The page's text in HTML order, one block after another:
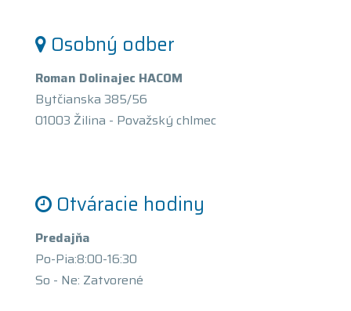
Osobný odber
Roman Dolinajec HACOM
Bytčianska 385/56
01003 Žilina - Považský chlmec
Otváracie hodiny
Predajňa
Po-Pia:8:00-16:30
So - Ne: Zatvorené